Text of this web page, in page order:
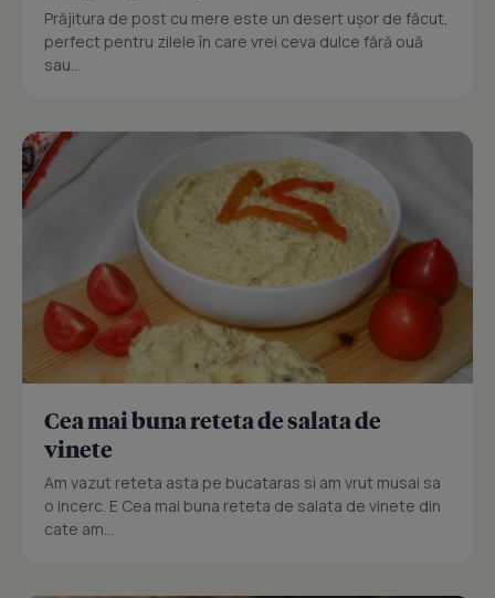
Prăjitura de post cu mere este un desert ușor de făcut,
perfect pentru zilele în care vrei ceva dulce fără ouă
sau...
Cea mai buna reteta de salata de
vinete
Am vazut reteta asta pe bucataras si am vrut musai sa
o incerc. E Cea mai buna reteta de salata de vinete din
cate am...